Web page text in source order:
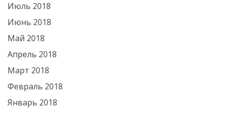
Июль 2018
Июнь 2018
Май 2018
Апрель 2018
Март 2018
Февраль 2018
Январь 2018